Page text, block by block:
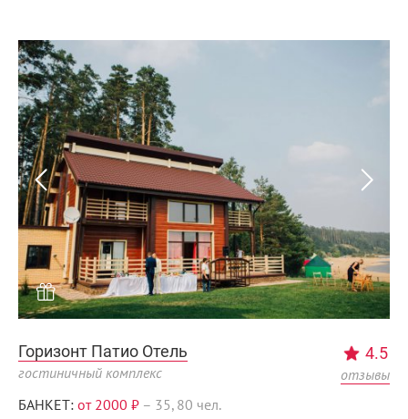
Menunsk.ru
Горизонт Патио Отель
гостиничный комплекс
4.5
отзывы
БАНКЕТ: от 2000 ₽ – 35, 80 чел.